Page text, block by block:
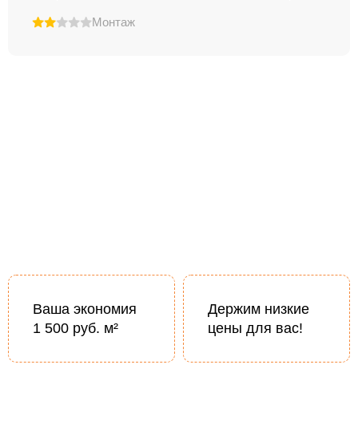
Монтаж
Ваша экономия
1 500 руб. м²
Держим низкие
цены для вас!